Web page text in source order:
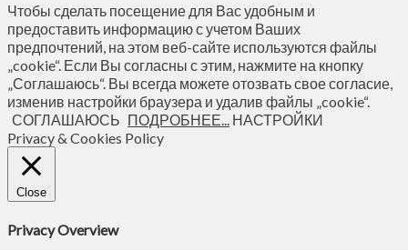
Чтобы сделать посещение для Вас удобным и
предоставить информацию с учетом Ваших
предпочтений, на этом веб-сайте используются файлы
„cookie“. Если Вы согласны с этим, нажмите на кнопку
„Соглашаюсь“. Вы всегда можете отозвать свое согласие,
изменив настройки браузера и удалив файлы „cookie“.
СОГЛАШАЮСЬ ПОДРОБНЕЕ...
НАСТРОЙКИ
Privacy & Cookies Policy
Close
Privacy Overview